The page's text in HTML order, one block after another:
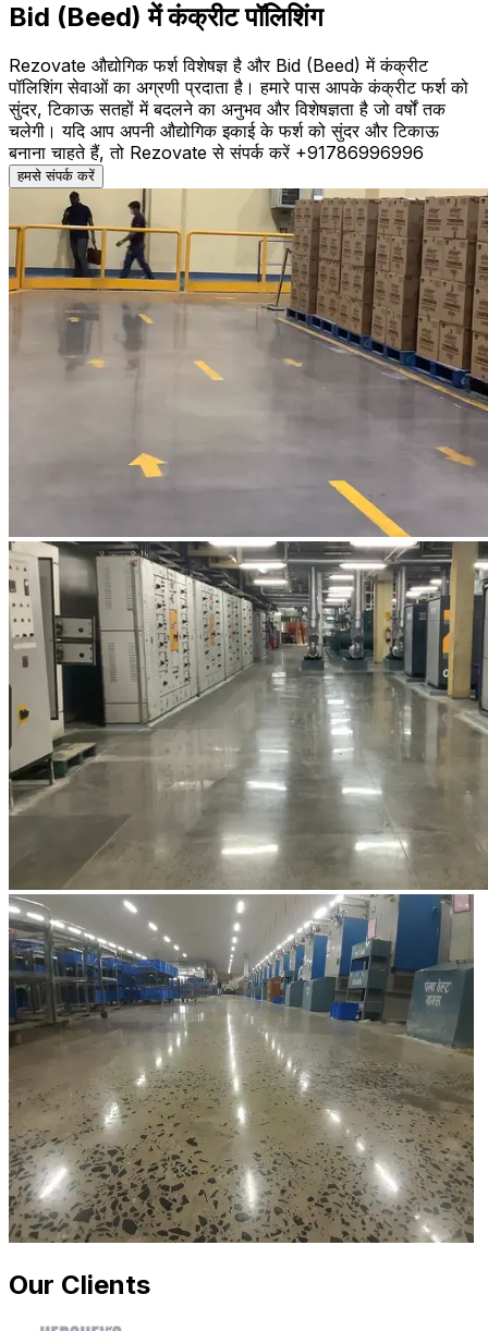
Bid (Beed) में कंक्रीट पॉलिशिंग
Rezovate औद्योगिक फर्श विशेषज्ञ है और Bid (Beed) में कंक्रीट
पॉलिशिंग सेवाओं का अग्रणी प्रदाता है। हमारे पास आपके कंक्रीट फर्श को
सुंदर, टिकाऊ सतहों में बदलने का अनुभव और विशेषज्ञता है जो वर्षों तक
चलेगी। यदि आप अपनी औद्योगिक इकाई के फर्श को सुंदर और टिकाऊ
बनाना चाहते हैं, तो Rezovate से संपर्क करें +91786996996
हमसे संपर्क करें
Our Clients